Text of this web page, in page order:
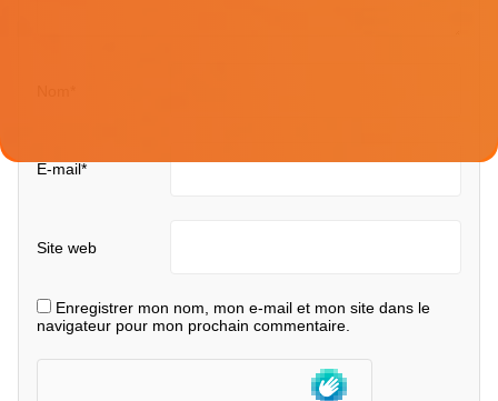
E-mail*
Site web
Enregistrer mon nom, mon e-mail et mon site dans le
navigateur pour mon prochain commentaire.